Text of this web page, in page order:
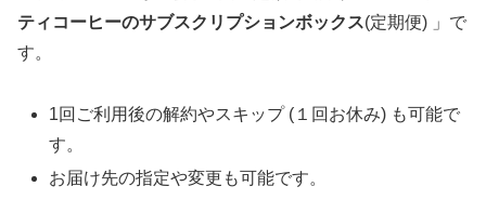
ティコーヒーのサブスクリプションボックス(定期便) 」で
す。
1回ご利用後の解約やスキップ (１回お休み) も可能で
す。
お届け先の指定や変更も可能です。